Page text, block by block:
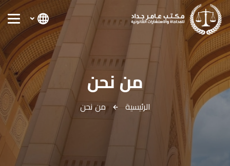
من نحن
الرئيسية من نحن